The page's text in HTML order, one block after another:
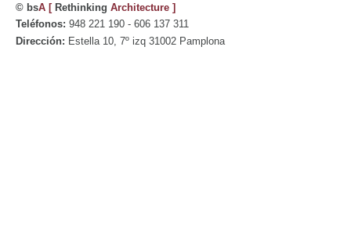
© bsA [Rethinking Architecture ]
Teléfonos: 948 221 190 - 606 137 311
Dirección: Estella 10, 7º izq 31002 Pamplona